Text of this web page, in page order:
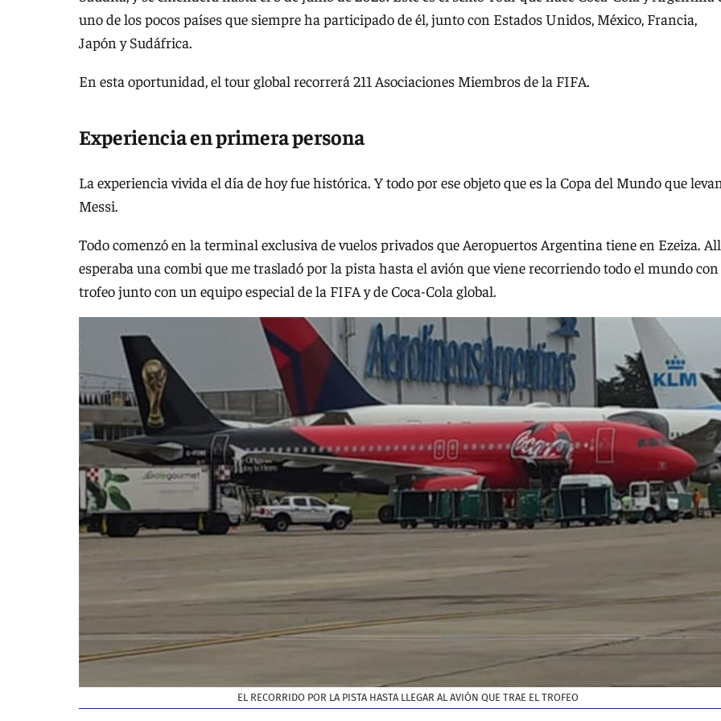
uno de los pocos países que siempre ha participado de él, junto con Estados Unidos, México, Francia,
Japón y Sudáfrica.
En esta oportunidad, el tour global recorrerá 211 Asociaciones Miembros de la FIFA.
Experiencia en primera persona
La experiencia vivida el día de hoy fue histórica. Y todo por ese objeto que es la Copa del Mundo que
Messi.
Todo comenzó en la terminal exclusiva de vuelos privados que Aeropuertos Argentina tiene en Ezeiza.
esperaba una combi que me trasladó por la pista hasta el avión que viene recorriendo todo el mundo con
trofeo junto con un equipo especial de la FIFA y de Coca-Cola global.
EL RECORRIDO POR LA PISTA HASTA LLEGAR AL AVIÓN QUE TRAE EL TROFEO